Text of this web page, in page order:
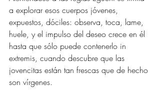
a explorar esos cuerpos jóvenes,
expuestos, dóciles: observa, toca, lame,
huele, y el impulso del deseo crece en él
hasta que sólo puede contenerlo in
extremis, cuando descubre que las
jovencitas están tan frescas que de hecho
son vírgenes.